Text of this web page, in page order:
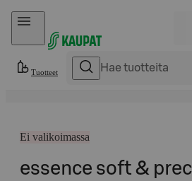
Hyppää sisältöön
Tuotteet
Ei valikoimassa
essence soft &